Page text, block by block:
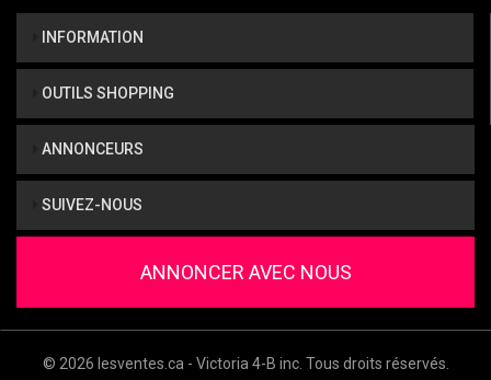
INFORMATION
OUTILS SHOPPING
ANNONCEURS
SUIVEZ-NOUS
ANNONCER AVEC NOUS
© 2026 lesventes.ca - Victoria 4-B inc. Tous droits réservés.